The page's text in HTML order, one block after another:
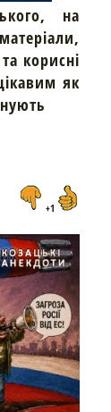
на
корисні
як
+1